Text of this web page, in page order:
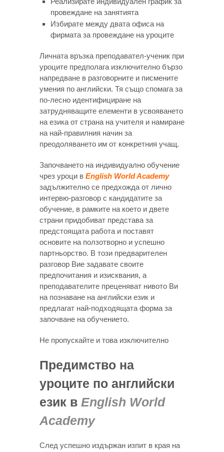
провеждане на занятията
Избирате между двата офиса на
фирмата за провеждане на уроците
Личната връзка преподавател-ученик при
уроците предполага изключително бързо
напредване в разговорните и писмените
умения по английски. Тя също спомага за
по-лесно идентифициране на
затрудняващите елементи в усвояването
на езика от страна на учителя и намиране
на най-правилния начин за
преодоляването им от конкретния учащ.
Започването на индивидуално обучение
чрез уроци в English World Academy
задължително се предхожда от лично
интервю-разговор с кандидатите за
обучение, в рамките на което и двете
страни придобиват представа за
предстоящата работа и поставят
основите на ползотворно и успешно
партньорство. В този предварителен
разговор Вие задавате своите
предпочитания и изисквания, а
преподавателите преценяват нивото Ви
на познаване на английски език и
предлагат най-подходящата форма за
започване на обучението.
Не пропускайте и това изключително
Предимство на
уроците по английски
език в English World
Academy
След успешно издържан изпит в края на